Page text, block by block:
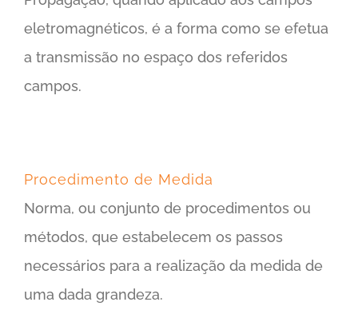
eletromagnéticos, é a forma como se efetua
a transmissão no espaço dos referidos
campos.
Procedimento de Medida
Norma, ou conjunto de procedimentos ou
métodos, que estabelecem os passos
necessários para a realização da medida de
uma dada grandeza.